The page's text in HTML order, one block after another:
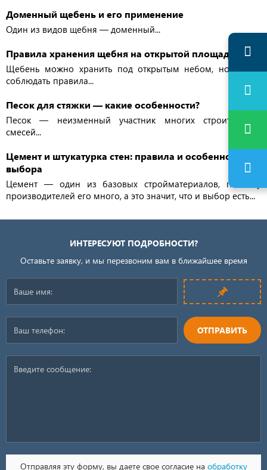
Доменный щебень и его применение
Один из видов щебня — доменный...
Правила хранения щебня на открытой площадке
Щебень можно хранить под открытым небом, но важно
соблюдать правила...
Песок для стяжки — какие особенности?
Песок — неизменный участник многих строительных
смесей...
Цемент и штукатурка стен: правила и особенности
выбора
Цемент — один из базовых стройматериалов, поэтому
производителей его много, а это значит, что и выбор есть...
ИНТЕРЕСУЮТ ПОДРОБНОСТИ?
Оставьте заявку, и мы перезвоним вам в ближайшее время
ОТПРАВИТЬ
Отправляя эту форму, вы даете свое согласие на обработку